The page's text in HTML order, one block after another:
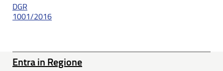
DGR
1001/2016
Entra in Regione